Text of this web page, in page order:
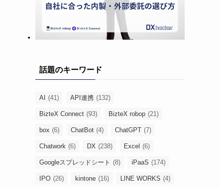
話題のキーワード
AI (41) API連携 (132)
BizteX Connect (93) BizteX robop (21)
box (6) ChatBot (4) ChatGPT (7)
Chatwork (6) DX (238) Excel (6)
Googleスプレッドシート (8) iPaaS (174)
IPO (26) kintone (16) LINE WORKS (4)